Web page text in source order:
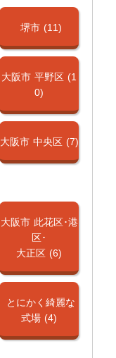
堺市 (11)
大阪市 平野区 (1
0)
大阪市 中央区 (7)
大阪市 此花区･港
区･
大正区 (6)
とにかく綺麗な
式場 (4)